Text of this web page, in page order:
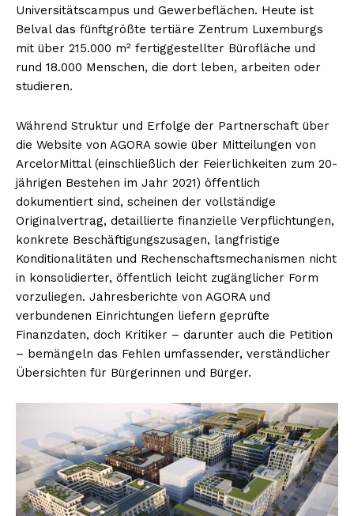
Universitätscampus und Gewerbeflächen. Heute ist
Belval das fünftgrößte tertiäre Zentrum Luxemburgs
mit über 215.000 m² fertiggestellter Bürofläche und
rund 18.000 Menschen, die dort leben, arbeiten oder
studieren.
Während Struktur und Erfolge der Partnerschaft über
die Website von AGORA sowie über Mitteilungen von
ArcelorMittal (einschließlich der Feierlichkeiten zum 20-
jährigen Bestehen im Jahr 2021) öffentlich
dokumentiert sind, scheinen der vollständige
Originalvertrag, detaillierte finanzielle Verpflichtungen,
konkrete Beschäftigungszusagen, langfristige
Konditionalitäten und Rechenschaftsmechanismen nicht
in konsolidierter, öffentlich leicht zugänglicher Form
vorzuliegen. Jahresberichte von AGORA und
verbundenen Einrichtungen liefern geprüfte
Finanzdaten, doch Kritiker – darunter auch die Petition
– bemängeln das Fehlen umfassender, verständlicher
Übersichten für Bürgerinnen und Bürger.